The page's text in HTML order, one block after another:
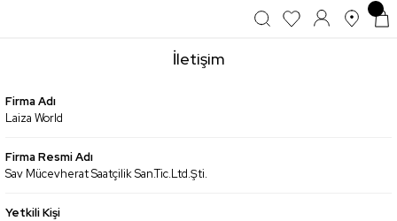
İletişim
Firma Adı
Laiza World
Firma Resmi Adı
Sav Mücevherat Saatçilik San.Tic.Ltd.Şti.
Yetkili Kişi